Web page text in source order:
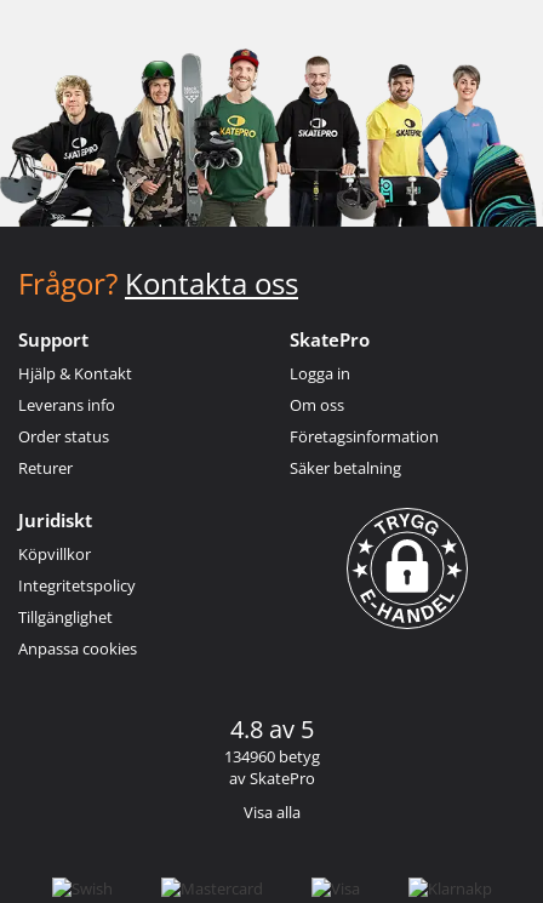
Frågor? Kontakta oss
Support
Hjälp & Kontakt
Leverans info
Order status
Returer
SkatePro
Logga in
Om oss
Företagsinformation
Säker betalning
Juridiskt
Köpvillkor
Integritetspolicy
Tillgänglighet
Anpassa cookies
4.8 av 5
134960 betyg
av SkatePro
Visa alla